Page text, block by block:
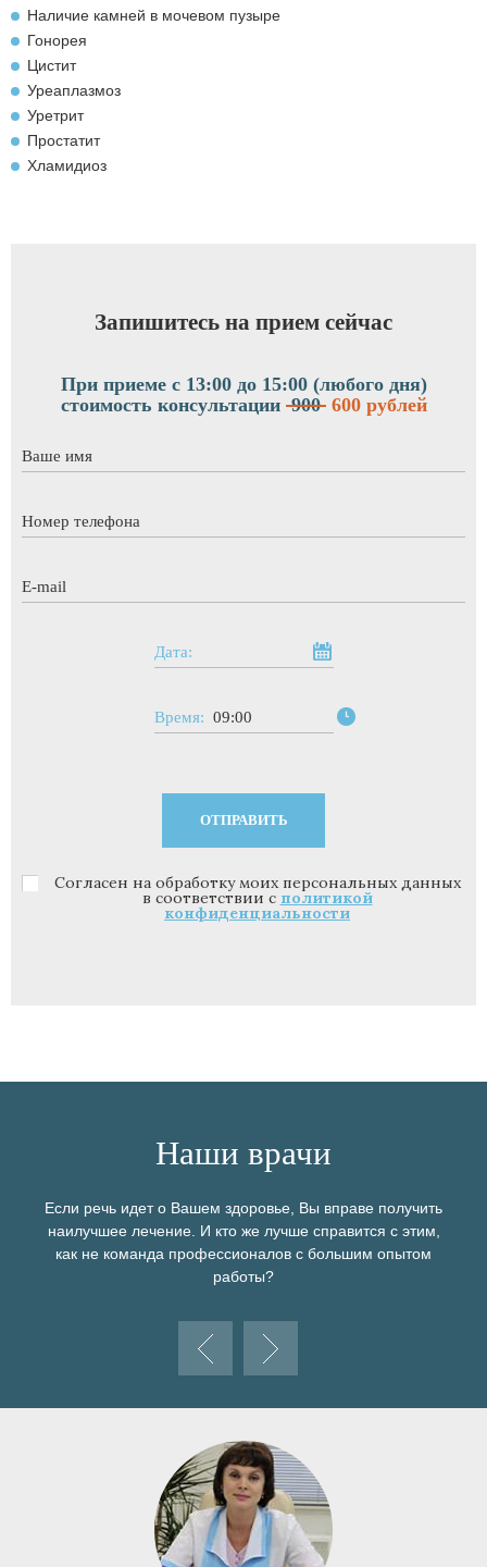
Наличие камней в мочевом пузыре
Гонорея
Цистит
Уреаплазмоз
Уретрит
Простатит
Хламидиоз
Запишитесь на прием сейчас
При приеме с 13:00 до 15:00 (любого дня)
стоимость консультации 900 600 рублей
Ваше имя
Номер телефона
E-mail
Дата:
Время: 09:00
Политика конфиденциальности*
Согласен на обработку моих персональных данных
в соответствии с политикой
конфиденциальности
Наши врачи
Если речь идет о Вашем здоровье, Вы вправе получить
наилучшее лечение. И кто же лучше справится с этим,
как не команда профессионалов с большим опытом
работы?